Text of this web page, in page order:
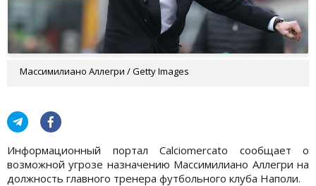
Массимилиано Аллегри / Getty Images
Информационный портал Calciomercato сообщает о
возможной угрозе назначению Массимилиано Аллегри на
должность главного тренера футбольного клуба Наполи.